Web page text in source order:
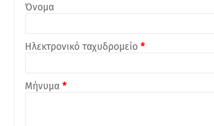
Όνομα
Ηλεκτρονικό ταχυδρομείο *
Μήνυμα *